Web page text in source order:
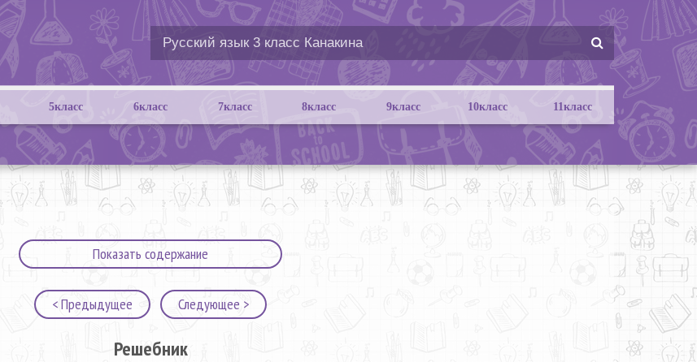
5класс 6класс 7класс 8класс 9класс 10класс 11класс
Показать содержание
< Предыдущее Следующее >
Решебник